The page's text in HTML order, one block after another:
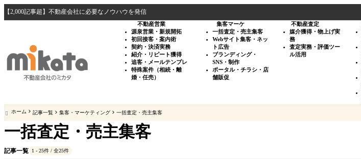
【2,000記事超】不動産会社に必要なノウハウを発信
不動産営業
源泉営業・新規開拓
初回接客・案内術
契約・決済実務
紹介・リピート獲得
追客・メールテンプレ
特殊案件（相続・離
婚・任売）
集客マーケ
一括査定・売主集客
Webサイト集客・ネッ
ト広告
ブランディング・
SNS・制作
ポータル・チラシ・店
舗販促
不動産査定
媒介獲得・物上げ実
務
査定実務・評価ツー
ル活用
 ホーム 記事一覧 集客・マーケティング 一括査定・売主集客
一括査定・売主集客
記事一覧 1 - 25件 / 全25件